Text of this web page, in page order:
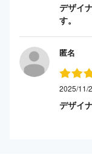
デザイ
す。
匿名
2025/11/
デザイ